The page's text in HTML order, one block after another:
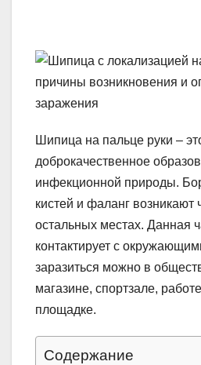
Шипица на пальце руки –
доброкачественное
инфекционной природы.
кистей и фаланг возникают
остальных местах. Данная
контактирует с
заразиться можно в
магазине, спортзале,
площадке.
Содержание